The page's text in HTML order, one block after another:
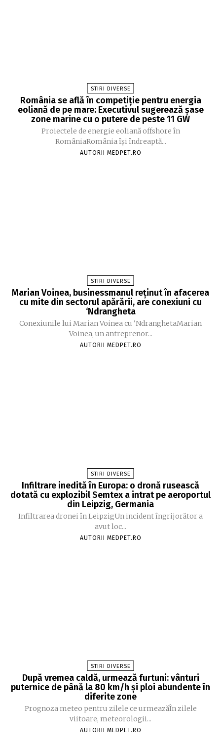
STIRI DIVERSE
România se află în competiție pentru energia
eoliană de pe mare: Executivul sugerează șase
zone marine cu o putere de peste 11 GW
Proiectele de energie eoliană offshore în
RomâniaRomânia își îndreaptă...
AUTORII MEDPET.RO
STIRI DIVERSE
Marian Voinea, businessmanul reținut în afacerea
cu mite din sectorul apărării, are conexiuni cu
‘Ndrangheta
Conexiunile lui Marian Voinea cu 'NdranghetaMarian
Voinea, un antreprenor...
AUTORII MEDPET.RO
STIRI DIVERSE
Infiltrare inedită în Europa: o dronă rusească
dotată cu explozibil Semtex a intrat pe aeroportul
din Leipzig, Germania
Infiltrarea dronei în LeipzigUn incident îngrijorător a
avut loc...
AUTORII MEDPET.RO
STIRI DIVERSE
După vremea caldă, urmează furtuni: vânturi
puternice de până la 80 km/h și ploi abundente în
diferite zone
Prognoza meteo pentru zilele ce urmeazăÎn zilele
viitoare, meteorologii...
AUTORII MEDPET.RO